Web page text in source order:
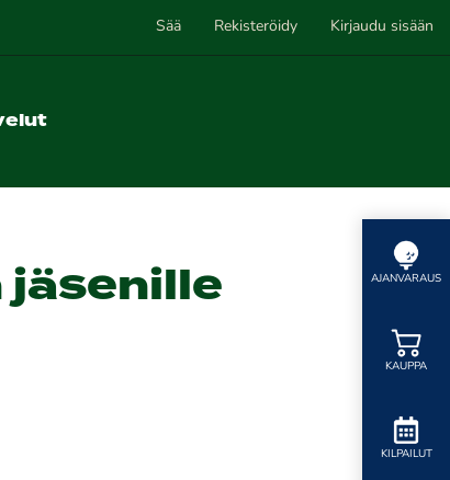
Sää Rekisteröidy Kirjaudu sisään
AJANVARAUS
KAUPPA
KILPAILUT